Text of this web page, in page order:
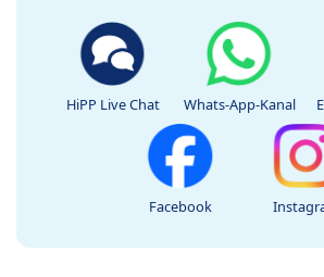
HiPP Live Chat Whats-App-Kanal
Facebook